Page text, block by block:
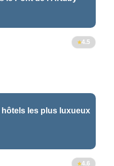
4.5
hôtels les plus luxueux
4.6